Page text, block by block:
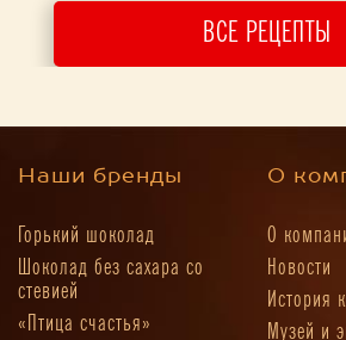
ВСЕ РЕЦЕПТЫ
Наши бренды
Горький шоколад
Шоколад без сахара со
стевией
«Птица счастья»
О
О
Новости
История
Музей и